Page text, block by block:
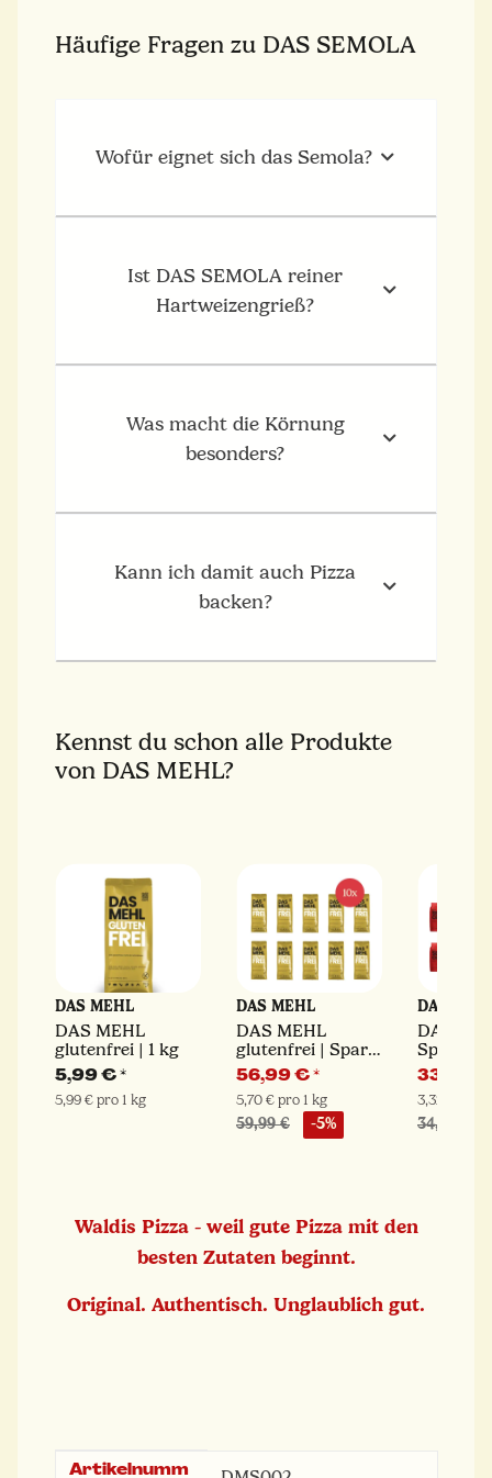
Häufige Fragen zu DAS SEMOLA
Wofür eignet sich das Semola?
Ist DAS SEMOLA reiner
Hartweizengrieß?
Was macht die Körnung
besonders?
Kann ich damit auch Pizza
backen?
Kennst du schon alle Produkte
von DAS MEHL?
DAS MEHL
DAS MEHL
glutenfrei | 1 kg
5,99 €*
5,99 € pro 1 kg
DAS MEHL
DAS MEHL
glutenfrei | Spar-
Set 10 x 1 kg
56,99 €*
5,70 € pro 1 kg
59,99 € -5%
DAS
DAS
Spar-Set
|
33,20 €
3,32 € pro
34,90 €
Waldis Pizza - weil gute Pizza mit den
besten Zutaten beginnt.
Original. Authentisch. Unglaublich gut.
Produkteigenschaft
Wert
Artikelnumm